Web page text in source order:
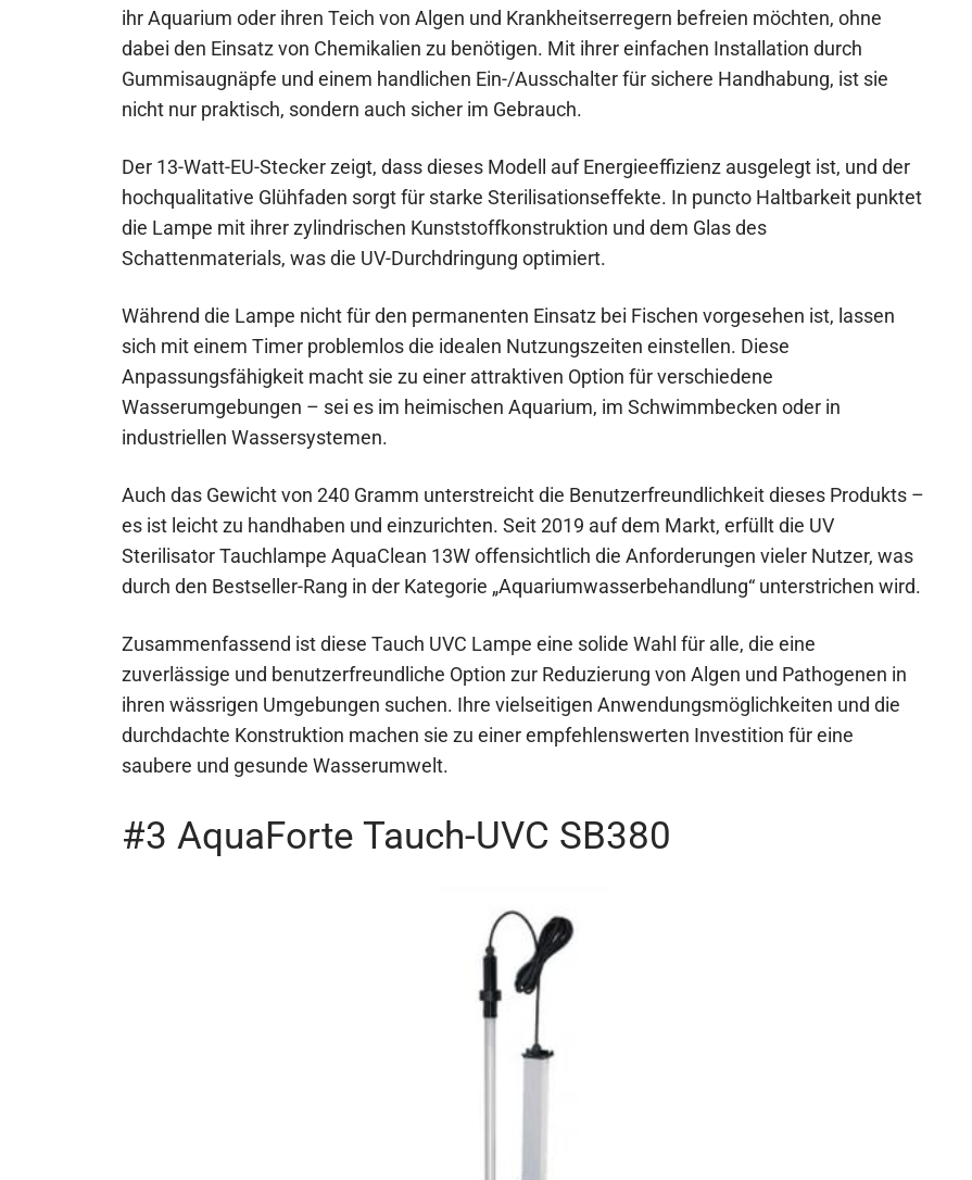
ihr Aquarium oder ihren Teich von Algen und Krankheitserregern befreien möchten, ohne
dabei den Einsatz von Chemikalien zu benötigen. Mit ihrer einfachen Installation durch
Gummisaugnäpfe und einem handlichen Ein-/Ausschalter für sichere Handhabung, ist sie
nicht nur praktisch, sondern auch sicher im Gebrauch.
Der 13-Watt-EU-Stecker zeigt, dass dieses Modell auf Energieeffizienz ausgelegt ist, und der
hochqualitative Glühfaden sorgt für starke Sterilisationseffekte. In puncto Haltbarkeit punktet
die Lampe mit ihrer zylindrischen Kunststoffkonstruktion und dem Glas des
Schattenmaterials, was die UV-Durchdringung optimiert.
Während die Lampe nicht für den permanenten Einsatz bei Fischen vorgesehen ist, lassen
sich mit einem Timer problemlos die idealen Nutzungszeiten einstellen. Diese
Anpassungsfähigkeit macht sie zu einer attraktiven Option für verschiedene
Wasserumgebungen – sei es im heimischen Aquarium, im Schwimmbecken oder in
industriellen Wassersystemen.
Auch das Gewicht von 240 Gramm unterstreicht die Benutzerfreundlichkeit dieses Produkts –
es ist leicht zu handhaben und einzurichten. Seit 2019 auf dem Markt, erfüllt die UV
Sterilisator Tauchlampe AquaClean 13W offensichtlich die Anforderungen vieler Nutzer, was
durch den Bestseller-Rang in der Kategorie „Aquariumwasserbehandlung“ unterstrichen wird.
Zusammenfassend ist diese Tauch UVC Lampe eine solide Wahl für alle, die eine
zuverlässige und benutzerfreundliche Option zur Reduzierung von Algen und Pathogenen in
ihren wässrigen Umgebungen suchen. Ihre vielseitigen Anwendungsmöglichkeiten und die
durchdachte Konstruktion machen sie zu einer empfehlenswerten Investition für eine
saubere und gesunde Wasserumwelt.
#3 AquaForte Tauch-UVC SB380